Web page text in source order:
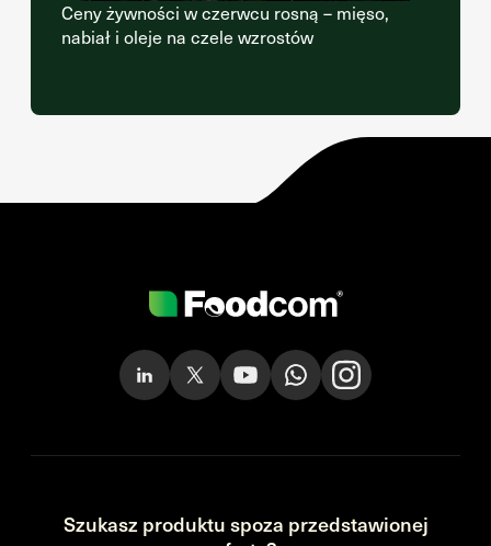
Ceny żywności w czerwcu rosną – mięso,
nabiał i oleje na czele wzrostów
Szukasz produktu spoza przedstawionej